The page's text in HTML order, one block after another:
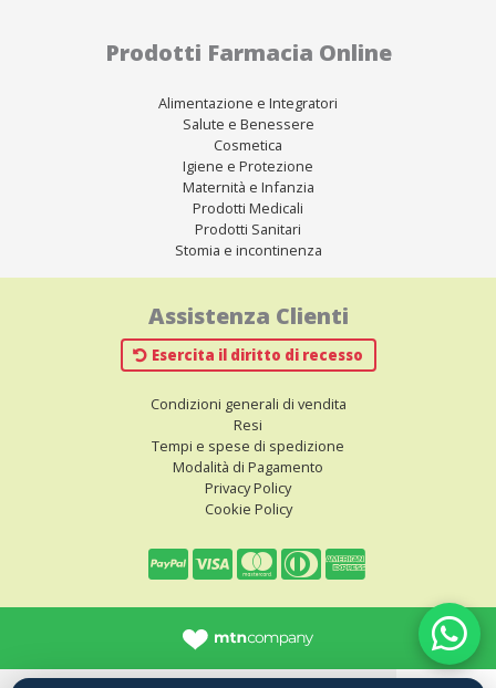
Prodotti Farmacia Online
Alimentazione e Integratori
Salute e Benessere
Cosmetica
Igiene e Protezione
Maternità e Infanzia
Prodotti Medicali
Prodotti Sanitari
Stomia e incontinenza
Assistenza Clienti
Esercita il diritto di recesso
Condizioni generali di vendita
Resi
Tempi e spese di spedizione
Modalità di Pagamento
Privacy Policy
Cookie Policy